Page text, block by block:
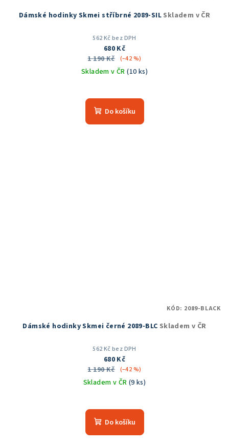
Dámské hodinky Skmei stříbrné 2089-SIL Skladem v ČR
562 Kč bez DPH
680 Kč
1 190 Kč
(–42 %)
Skladem v ČR(10 ks)
hodnocení
produktu
Do košíku
Dámské hodinky Skmei černé 2089-BLC Skladem v ČR
562 Kč bez DPH
680 Kč
1 190 Kč
(–42 %)
Skladem v ČR (9 ks)
hodnocení
produktu
Do košíku
KÓD: 2089-BLACK